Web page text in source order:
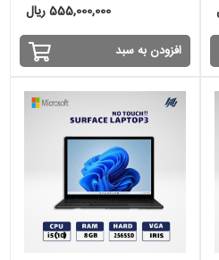
555,000,000 ریال
افزودن به سبد